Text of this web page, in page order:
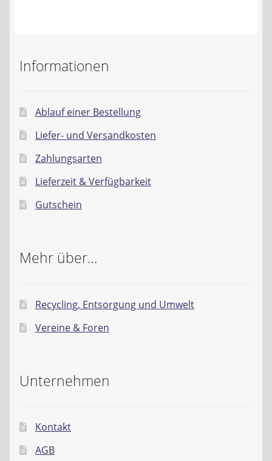
Widerrufsbelehrung
Datenschutzerklärung
Impressum
Informationen
Ablauf einer Bestellung
Liefer- und Versandkosten
Zahlungsarten
Lieferzeit & Verfügbarkeit
Gutschein
Mehr über…
Recycling, Entsorgung und Umwelt
Vereine & Foren
Unternehmen
Kontakt
AGB